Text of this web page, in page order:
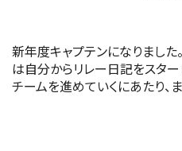
新年度キャプテンになりました
は自分からリレー日記をスタ
チームを進めていくにあたり